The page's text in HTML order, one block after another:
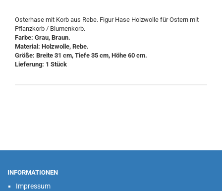
Osterhase mit Korb aus Rebe. Figur Hase Holzwolle für Ostern mit
Pflanzkorb / Blumenkorb.
Farbe: Grau, Braun.
Material: Holzwolle, Rebe.
Größe: Breite 31 cm, Tiefe 35 cm, Höhe 60 cm.
Lieferung: 1 Stück
INFORMATIONEN
Impressum